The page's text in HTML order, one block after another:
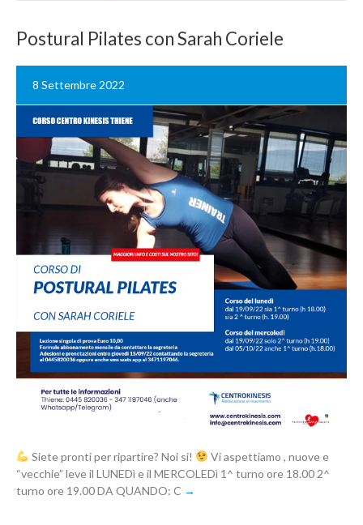
Postural Pilates con Sarah Coriele
8 Settembre 2022
Siete pronti per ripartire? Noi si!
Vi aspettiamo , nuove e
“vecchie” leve il LUNEDì e il MERCOLEDì 1^ turno ore 18.00 2^
turno ore 19.00 DA QUANDO: C